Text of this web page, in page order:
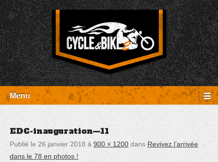
Aller
au
contenu
Cycle et Bike
Entretien Harley-Davidson, préparation et custom, boutique, pièces
détachées Rambouillet
Menu
EDC-inauguration—11
Publié le 26 janvier 2018 à900 × 1200dansRevivez l’arrivée
dans le 78 en photos !
Panneau de gestion des cookies